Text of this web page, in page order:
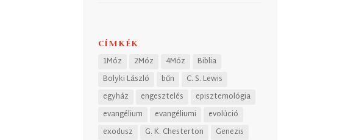
CÍMKÉK
1Móz 2Móz 4Móz
Biblia
Bolyki László
bűn
C. S. Lewis
egyház
engesztelés
episztemológia
evangélium
evangéliumi
evolúció
exodusz
G. K. Chesterton
Genezis